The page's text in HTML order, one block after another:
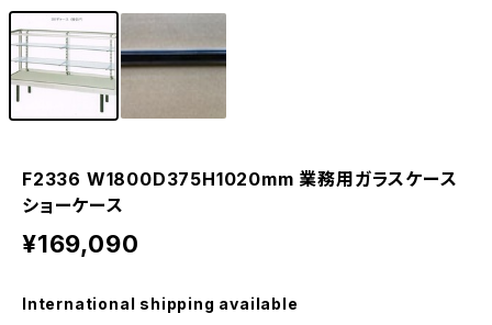
F2336 W1800D375H1020mm 業務用ガラスケース
ショーケース
¥169,090
International shipping available